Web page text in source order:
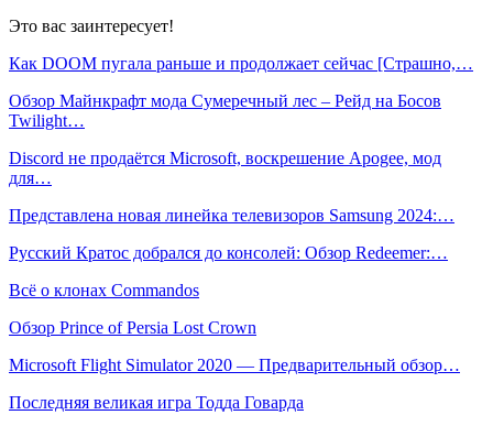
Это вас заинтересует!
Как DOOM пугала раньше и продолжает сейчас [Страшно,…
Обзор Майнкрафт мода Сумеречный лес – Рейд на Босов
Twilight…
Discord не продаётся Microsoft, воскрешение Apogee, мод
для…
Представлена новая линейка телевизоров Samsung 2024:…
Русский Кратос добрался до консолей: Обзор Redeemer:…
Всё о клонах Commandos
Обзор Prince of Persia Lost Crown
Microsoft Flight Simulator 2020 — Предварительный обзор…
Последняя великая игра Тодда Говарда